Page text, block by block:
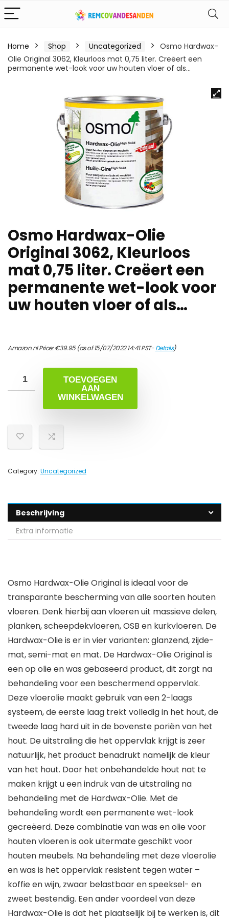
Home Shop Uncategorized
Osmo Hardwax-
Olie Original 3062, Kleurloos mat 0,75 liter. Creëert een
permanente wet-look voor uw houten vloer of als…
Osmo Hardwax-Olie
Original 3062, Kleurloos
mat 0,75 liter. Creëert een
permanente wet-look voor
uw houten vloer of als…
Amazon.nl Price:€39.95(as of 15/07/2022 14:41 PST-Details)
TOEVOEGEN
AAN
WINKELWAGEN
Category: Uncategorized
Beschrijving
Extra informatie
Osmo Hardwax-Olie Original is ideaal voor de
transparante bescherming van alle soorten houten
vloeren. Denk hierbij aan vloeren uit massieve delen,
planken, scheepdekvloeren, OSB en kurkvloeren. De
Hardwax-Olie is er in vier varianten: glanzend, zijde-
mat, semi-mat en mat. De Hardwax-Olie Original is
een op olie en was gebaseerd product, dit zorgt na
behandeling voor een beschermend oppervlak.
Deze vloerolie maakt gebruik van een 2-laags
systeem, de eerste laag trekt volledig in het hout, de
tweede laag hard uit in de bovenste poriën van het
hout. De uitstraling die het oppervlak krijgt is zeer
natuurlijk, het product benadrukt namelijk de kleur
van het hout. Door het onbehandelde hout nat te
maken krijgt u een indruk van de uitstraling na
behandeling met de Hardwax-Olie. Met de
behandeling wordt een permanente wet-look
gecreëerd. Deze combinatie van was en olie voor
houten vloeren is ook uitermate geschikt voor
houten meubels. Na behandeling met deze vloerolie
en was is het oppervlak resistent tegen water –
koffie en wijn, zwaar belastbaar en speeksel- en
zweet bestendig. Een ander voordeel van deze
Hardwax-Olie is dat het plaatselijk bij te werken is, dit